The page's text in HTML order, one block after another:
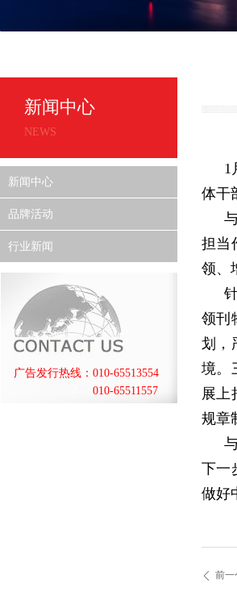
新闻中心
NEWS
广告发行热线：010-65513554
010-65511557
新闻中心
品牌活动
行业新闻
1
体干
担当
领、
领刊
划，
境。
展上
规章
下一
做好
ꄴ 前一